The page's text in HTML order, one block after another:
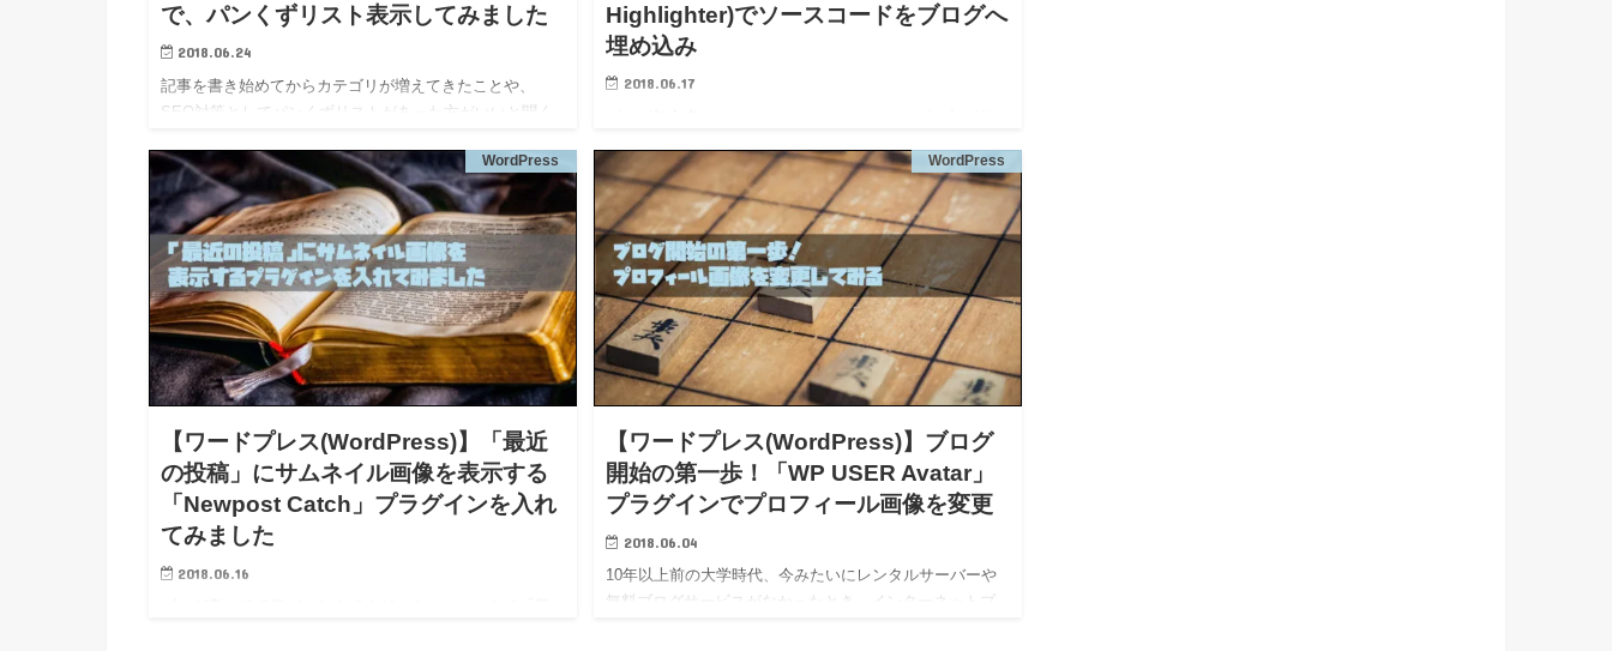
で、パンくずリスト表示してみました
2018.06.24
記事を書き始めてからカテゴリが増えてきたことや、
SEO対策としてパンくずリストがあった方がいいと聞く
ます。 パンくずリストは「サイトのココにいますよ」と
いう案内板の役割を…
Highlighter)でソースコードをブログへ
埋め込み
2018.06.17
ます 悲しいことにソースコードとして表示できなかった
前に書いた「フッターを変更する」記事でソースコード
を…
WordPress
【ワードプレス(WordPress)】「最近
の投稿」にサムネイル画像を表示する
「Newpost Catch」プラグインを入れ
てみました
2018.06.16
WordPress
【ワードプレス(WordPress)】ブログ
開始の第一歩！「WP USER Avatar」
プラグインでプロフィール画像を変更
2018.06.04
10年以上前の大学時代、今みたいにレンタルサーバーや
無料ブログサービスがなかったとき、インターネットプ